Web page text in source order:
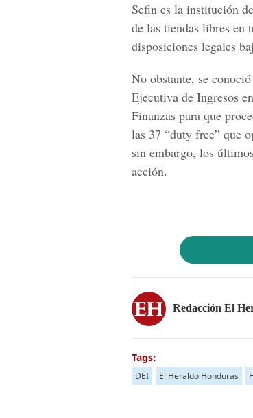
Sefin es la institución
de las tiendas libres en
disposiciones legales
No obstante, se
Ejecutiva de Ingresos
Finanzas para que
las 37 “duty free” que
sin embargo, los
acción.
Redacción El
Tags:
DEI El Heraldo Honduras